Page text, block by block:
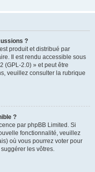
?
produit et distribué par
Il est rendu accessible sous
(GPL-2.0) » et peut être
veuillez consulter la rubrique
?
par phpBB Limited. Si
fonctionnalité, veuillez
où vous pourrez voter pour
les vôtres.